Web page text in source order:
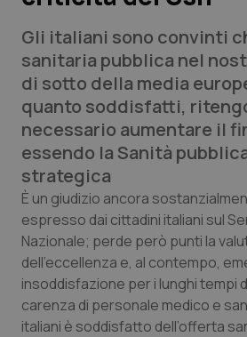
QS Pro
Professionisti Sanitari.AI
Abruzzo
Basilicata
Calabria
Campania
Emilia-Romagna
QS Pro Gold
Artrite & artrosi
Asma & BPCO
Car-T
Colesterolo &
QS Club
Gli italiani sono convinti
sanitaria pubblica nel
di sotto della media
quanto soddisfatti,
necessario aumentare il
essendo la Sanità
strategica
È un giudizio ancora
espresso dai cittadini italiani sul
Nazionale; perde però punti la
dell’eccellenza e, al contempo,
insoddisfazione per i lunghi tempi
carenza di personale medico e
italiani è soddisfatto dell’offerta